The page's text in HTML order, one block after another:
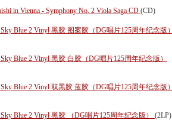
in Vienna - Symphony No. 2 Viola Saga CD (CD)
Blue 2 Vinyl 黑胶 图案胶（DG唱片125周年纪念版）
Blue 2 Vinyl 黑胶 白胶（DG唱片125周年纪念版）
Blue 2 Vinyl 双黑胶 蓝胶（DG唱片125周年纪念版）
Sky Blue 2 Vinyl 黑胶 （DG唱片125周年纪念版） (2LP)